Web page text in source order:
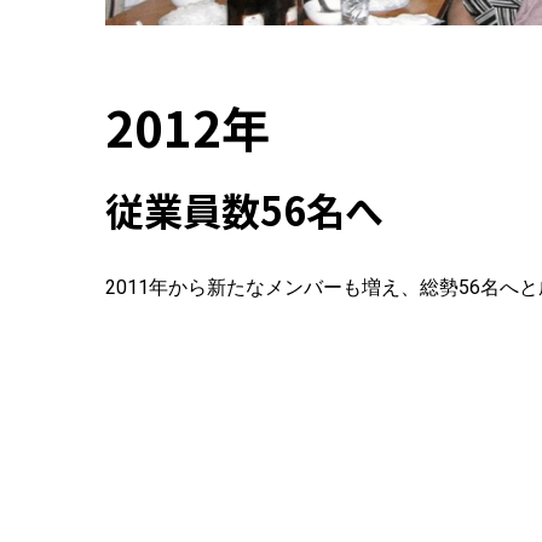
2012年
従業員数56名へ
2011年から新たなメンバーも増え、総勢56名へ